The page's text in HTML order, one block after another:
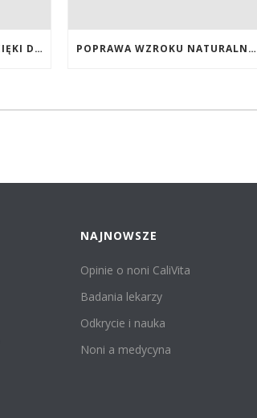
JAK POPRAWIĆ WZROK DZIĘKI DIECIE, SUPLEMENTOM BOGATYM W ANTYOKSYDANTY I WITAMINY. JAK POPRAWIĆ WZROK? DIETA NA LEPSZY WZROK. LUTEINA NA WZROK. WITAMINY NA WZROK. POPRAWA WZROKU NATURALNYMI METODAMI. SUPLEMENTY CALIVITA NA POPRAWĘ WZROKU
NAJNOWSZE
Opinie o noni CaliVita
Badania lekarzy
Odkrycie i nauka
Noni a medycyna